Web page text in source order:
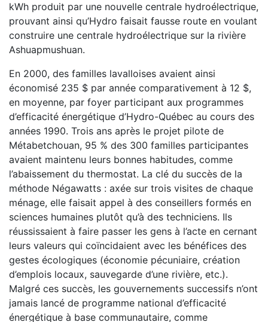
kWh produit par une nouvelle centrale hydroélectrique,
prouvant ainsi qu’Hydro faisait fausse route en voulant
construire une centrale hydroélectrique sur la rivière
Ashuapmushuan.
En 2000, des familles lavalloises avaient ainsi
économisé 235 $ par année comparativement à 12 $,
en moyenne, par foyer participant aux programmes
d’efficacité énergétique d’Hydro-Québec au cours des
années 1990. Trois ans après le projet pilote de
Métabetchouan, 95 % des 300 familles participantes
avaient maintenu leurs bonnes habitudes, comme
l’abaissement du thermostat. La clé du succès de la
méthode Négawatts : axée sur trois visites de chaque
ménage, elle faisait appel à des conseillers formés en
sciences humaines plutôt qu’à des techniciens. Ils
réussissaient à faire passer les gens à l’acte en cernant
leurs valeurs qui coïncidaient avec les bénéfices des
gestes écologiques (économie pécuniaire, création
d’emplois locaux, sauvegarde d’une rivière, etc.).
Malgré ces succès, les gouvernements successifs n’ont
jamais lancé de programme national d’efficacité
énergétique à base communautaire, comme